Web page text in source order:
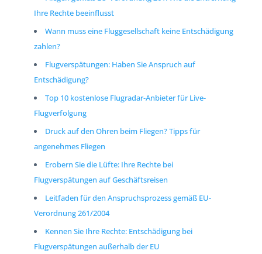
Ihre Rechte beeinflusst
Wann muss eine Fluggesellschaft keine Entschädigung
zahlen?
Flugverspätungen: Haben Sie Anspruch auf
Entschädigung?
Top 10 kostenlose Flugradar-Anbieter für Live-
Flugverfolgung
Druck auf den Ohren beim Fliegen? Tipps für
angenehmes Fliegen
Erobern Sie die Lüfte: Ihre Rechte bei
Flugverspätungen auf Geschäftsreisen
Leitfaden für den Anspruchsprozess gemäß EU-
Verordnung 261/2004
Kennen Sie Ihre Rechte: Entschädigung bei
Flugverspätungen außerhalb der EU